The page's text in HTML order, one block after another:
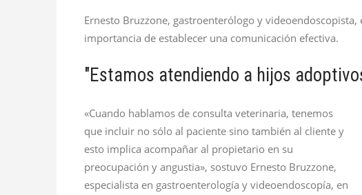
Ernesto Bruzzone, gastroenterólogo y
importancia de establecer una comunicación efectiva.
"Estamos atendiendo a hijos
«Cuando hablamos de consulta veterinaria, tenemos
que incluir no sólo al paciente sino también al cliente y
esto implica acompañar al propietario en su
preocupación y angustia», sostuvo Ernesto Bruzzone,
especialista en gastroenterología y videoendoscopía, en